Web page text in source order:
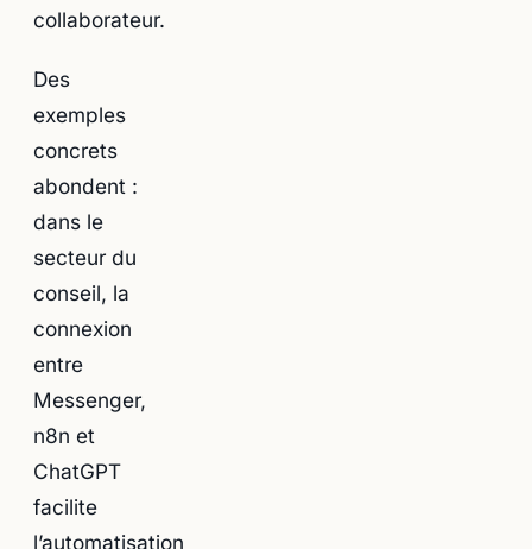
collaborateur.
Des
exemples
concrets
abondent :
dans le
secteur du
conseil, la
connexion
entre
Messenger,
n8n et
ChatGPT
facilite
l’automatisation